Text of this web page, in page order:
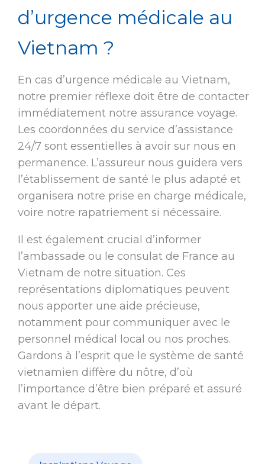
d’urgence médicale au
Vietnam ?
En cas d’urgence médicale au Vietnam,
notre premier réflexe doit être de contacter
immédiatement notre assurance voyage.
Les coordonnées du service d’assistance
24/7 sont essentielles à avoir sur nous en
permanence. L’assureur nous guidera vers
l’établissement de santé le plus adapté et
organisera notre prise en charge médicale,
voire notre rapatriement si nécessaire.
Il est également crucial d’informer
l’ambassade ou le consulat de France au
Vietnam de notre situation. Ces
représentations diplomatiques peuvent
nous apporter une aide précieuse,
notamment pour communiquer avec le
personnel médical local ou nos proches.
Gardons à l’esprit que le système de santé
vietnamien diffère du nôtre, d’où
l’importance d’être bien préparé et assuré
avant le départ.